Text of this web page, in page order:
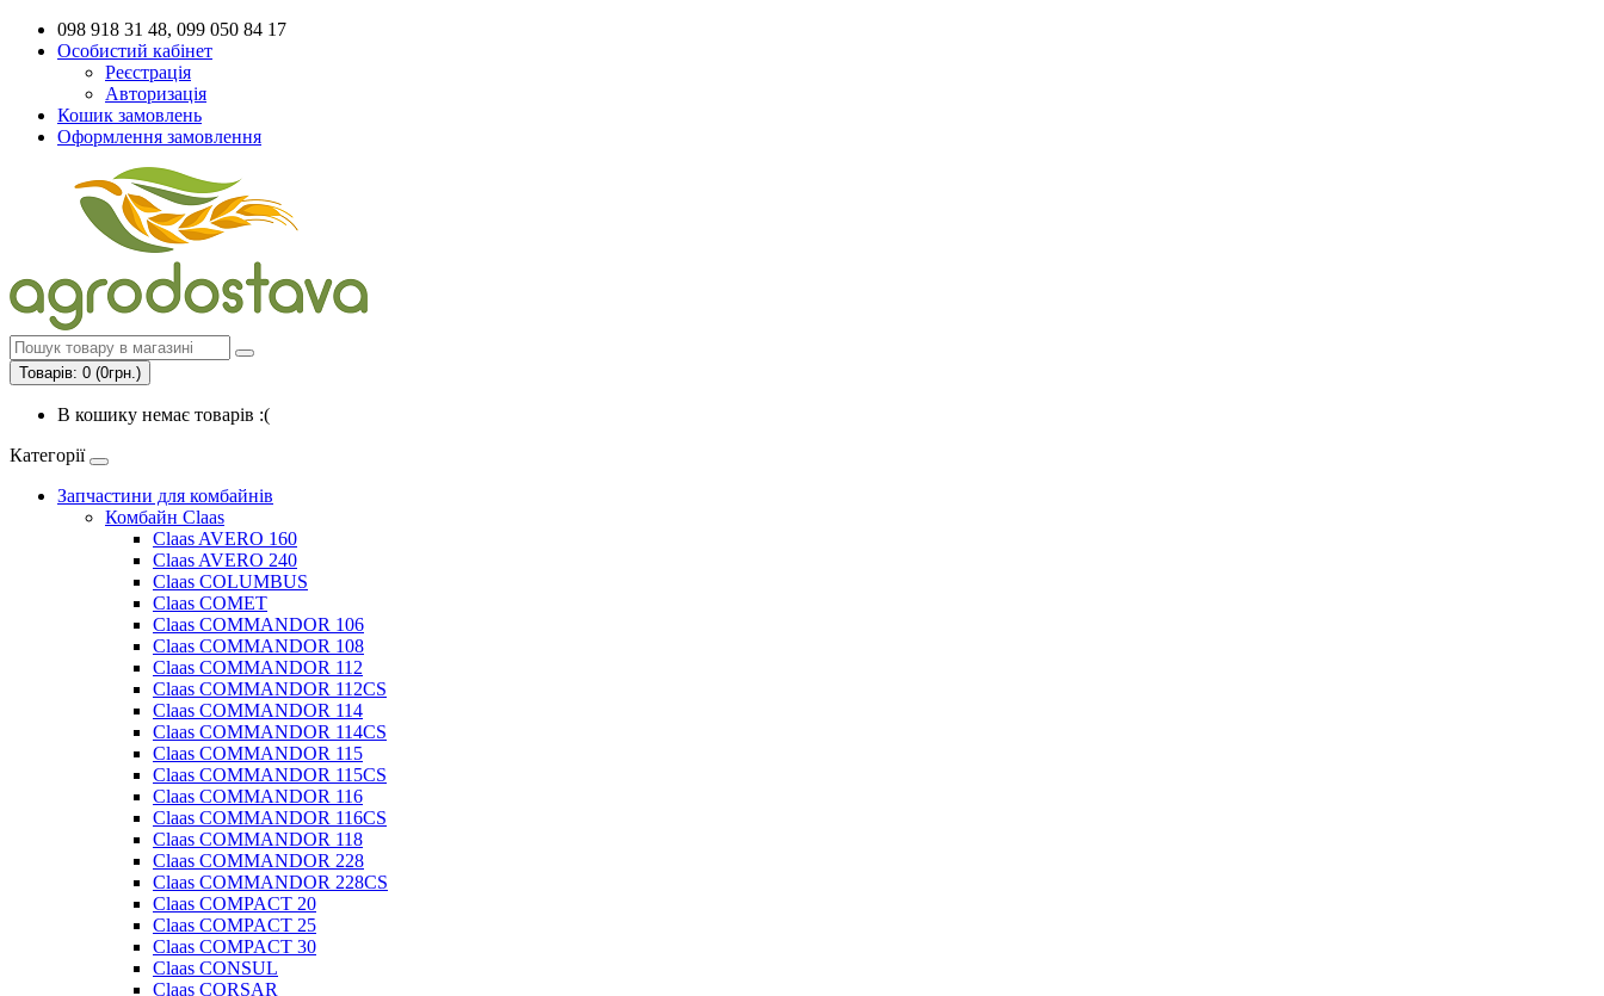
098 918 31 48, 099 050 84 17
Особистий кабінет
Реєстрація
Авторизація
Кошик замовлень
Оформлення замовлення
Товарів: 0 (0грн.)
В кошику немає товарів :(
Категорії
Запчастини для комбайнів
Комбайн Claas
Claas AVERO 160
Claas AVERO 240
Claas COLUMBUS
Claas COMET
Claas COMMANDOR 106
Claas COMMANDOR 108
Claas COMMANDOR 112
Claas COMMANDOR 112CS
Claas COMMANDOR 114
Claas COMMANDOR 114CS
Claas COMMANDOR 115
Claas COMMANDOR 115CS
Claas COMMANDOR 116
Claas COMMANDOR 116CS
Claas COMMANDOR 118
Claas COMMANDOR 228
Claas COMMANDOR 228CS
Claas COMPACT 20
Claas COMPACT 25
Claas COMPACT 30
Claas CONSUL
Claas CORSAR